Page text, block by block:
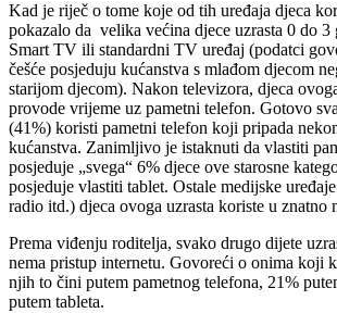
Kad je riječ o tome koje od tih uređaja djeca
pokazalo da velika većina djece uzrasta 0 do
Smart TV ili standardni TV uređaj (podatci
češće posjeduju kućanstva s mlađom djecom
starijom djecom). Nakon televizora, djeca
provode vrijeme uz pametni telefon. Gotovo
(41%) koristi pametni telefon koji pripada
kućanstva. Zanimljivo je istaknuti da vlastiti
posjeduje „svega“ 6% djece ove starosne
posjeduje vlastiti tablet. Ostale medijske
radio itd.) djeca ovoga uzrasta koriste u znatno
Prema viđenju roditelja, svako drugo dijete
nema pristup internetu. Govoreći o onima koji
njih to čini putem pametnog telefona, 21%
putem tableta.